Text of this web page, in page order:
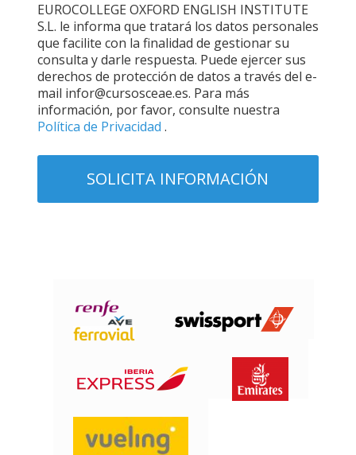
EUROCOLLEGE OXFORD ENGLISH INSTITUTE
S.L. le informa que tratará los datos personales
que facilite con la finalidad de gestionar su
consulta y darle respuesta. Puede ejercer sus
derechos de protección de datos a través del e-
mail infor@cursosceae.es. Para más
información, por favor, consulte nuestra
Política de Privacidad .